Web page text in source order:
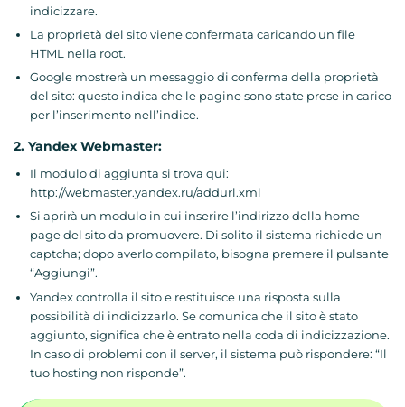
indicizzare.
La proprietà del sito viene confermata caricando un file
HTML nella root.
Google mostrerà un messaggio di conferma della proprietà
del sito: questo indica che le pagine sono state prese in carico
per l’inserimento nell’indice.
2. Yandex Webmaster:
Il modulo di aggiunta si trova qui:
http://webmaster.yandex.ru/addurl.xml
Si aprirà un modulo in cui inserire l’indirizzo della home
page del sito da promuovere. Di solito il sistema richiede un
captcha; dopo averlo compilato, bisogna premere il pulsante
“Aggiungi”.
Yandex controlla il sito e restituisce una risposta sulla
possibilità di indicizzarlo. Se comunica che il sito è stato
aggiunto, significa che è entrato nella coda di indicizzazione.
In caso di problemi con il server, il sistema può rispondere: “Il
tuo hosting non risponde”.